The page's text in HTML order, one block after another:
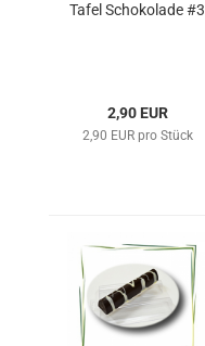
Tafel Schokolade #3
2,90 EUR
2,90 EUR pro Stück